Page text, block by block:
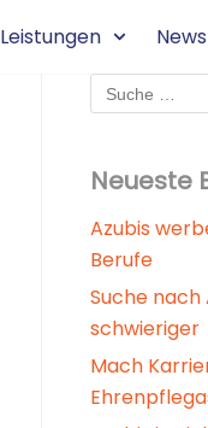
Leistungen News
Neueste
Azubis
Berufe
Suche nach
schwieriger
Mach